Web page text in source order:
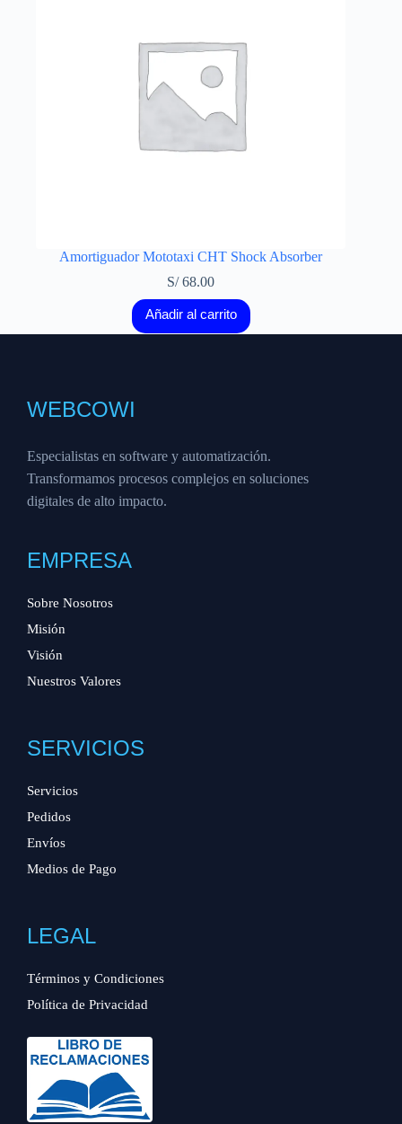
Amortiguador Mototaxi CHT Shock Absorber
S/68.00
Añadir al carrito
WEBCOWI
Especialistas en software y automatización.
Transformamos procesos complejos en soluciones
digitales de alto impacto.
EMPRESA
Sobre Nosotros
Misión
Visión
Nuestros Valores
SERVICIOS
Servicios
Pedidos
Envíos
Medios de Pago
LEGAL
Términos y Condiciones
Política de Privacidad